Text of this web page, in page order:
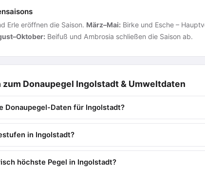
Erle eröffnen die Saison. März–Mai: Birke und Esche –
Beifuß und Ambrosia schließen die Saison ab.
zum Donaupegel Ingolstadt & Umweltdaten
Donaupegel-Daten für Ingolstadt?
in Ingolstadt?
höchste Pegel in Ingolstadt?